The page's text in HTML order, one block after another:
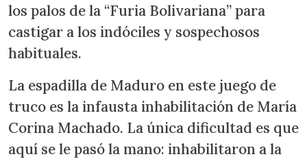
los palos de la “Furia Bolivariana” para
castigar a los indóciles y sospechosos
habituales.
La espadilla de Maduro en este juego de
truco es la infausta inhabilitación de María
Corina Machado. La única dificultad es que
aquí se le pasó la mano: inhabilitaron a la